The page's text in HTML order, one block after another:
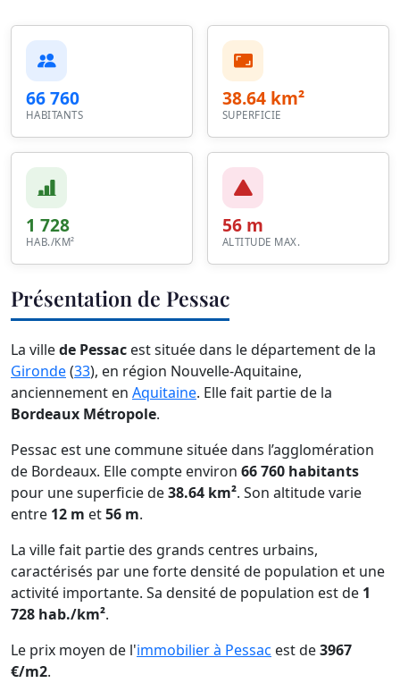
66 760
HABITANTS
38.64 km²
SUPERFICIE
1 728
HAB./KM²
56 m
ALTITUDE MAX.
Présentation de Pessac
La villede Pessac est située dans le département de la
Gironde(33), en région Nouvelle-Aquitaine,
anciennement en Aquitaine. Elle fait partie de la
Bordeaux Métropole.
Pessac est une commune située dans l’agglomération
de Bordeaux. Elle compte environ 66 760 habitants
pour une superficie de38.64 km². Son altitude varie
entre 12 m et56 m.
La ville fait partie des grands centres urbains,
caractérisés par une forte densité de population et une
activité importante. Sa densité de population est de 1
728 hab./km².
Le prix moyen de l'immobilier à Pessac est de3967
€/m2.